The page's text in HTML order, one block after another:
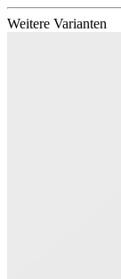
Weitere Varianten